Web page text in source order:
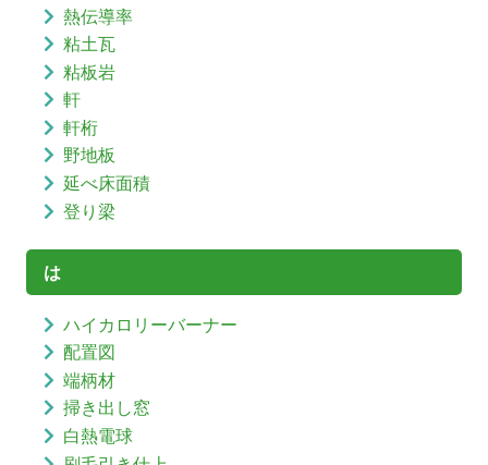
熱伝導率
粘土瓦
粘板岩
軒
軒桁
野地板
延べ床面積
登り梁
は
ハイカロリーバーナー
配置図
端柄材
掃き出し窓
白熱電球